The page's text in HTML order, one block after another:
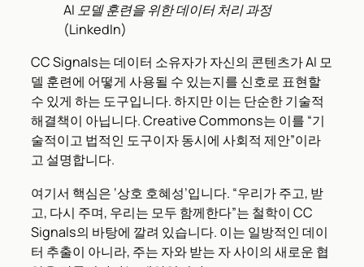
AI 모델 훈련을 위한 데이터 처리 과정
(LinkedIn)
CC Signals는 데이터 소유자가 자신의 콘텐츠가 AI 모
델 훈련에 어떻게 사용될 수 있는지를 신호로 표현할
수 있게 하는 도구입니다. 하지만 이는 단순한 기술적
해결책이 아닙니다. Creative Commons는 이를 “기
술적이고 법적인 도구이자 동시에 사회적 제안”이라
고 설명합니다.
여기서 핵심은 ‘상호 호혜성’입니다. “우리가 주고, 받
고, 다시 주며, 우리는 모두 함께한다”는 철학이 CC
Signals의 바탕에 깔려 있습니다. 이는 일방적인 데이
터 추출이 아니라, 주는 자와 받는 자 사이의 새로운 협